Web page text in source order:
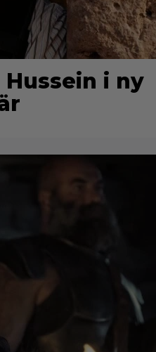
i ny